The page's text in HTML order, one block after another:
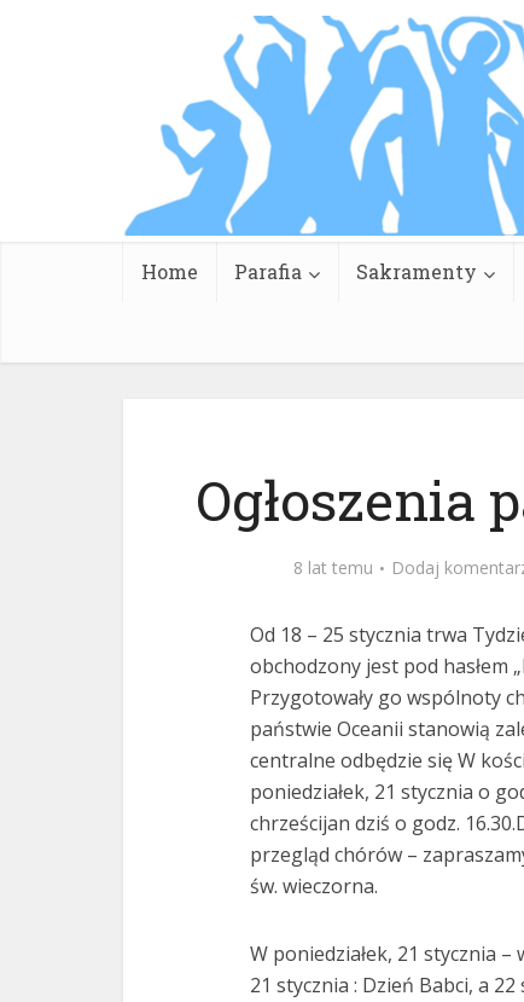
Home Parafia Sakramenty
Ogłoszenia
8 lat temu Dodaj
Od 18 – 25 stycznia trwa
obchodzony jest pod hasłem
Przygotowały go wspólnoty
państwie Oceanii stanowią
centralne odbędzie się W
poniedziałek, 21 stycznia o
chrześcijan dziś o godz.
przegląd chórów –
św. wieczorna.
W poniedziałek, 21 stycznia
21 stycznia : Dzień Babci, a